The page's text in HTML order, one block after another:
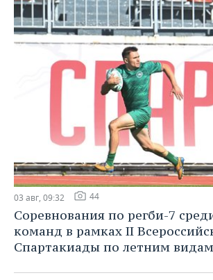
03 авг, 09:32 44
Соревнования по регби-7
команд в рамках II
Спартакиады по летним